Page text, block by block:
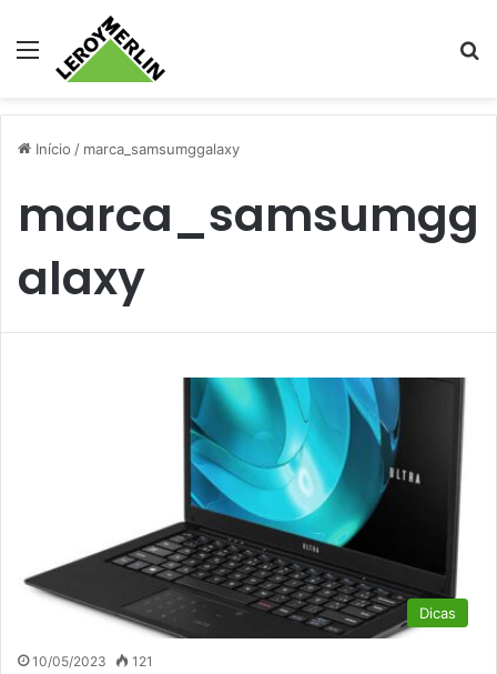
Menu
Início / marca_samsumggalaxy
marca_samsumgg
alaxy
Dicas
10/05/2023 121